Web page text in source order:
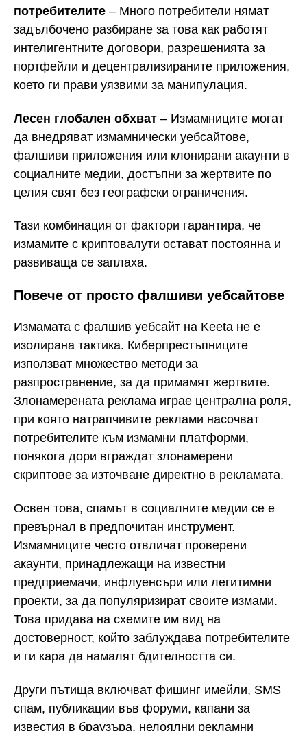
потребителите – Много потребители нямат
задълбочено разбиране за това как работят
интелигентните договори, разрешенията за
портфейли и децентрализираните приложения,
което ги прави уязвими за манипулация.
Лесен глобален обхват – Измамниците могат
да внедряват измамнически уебсайтове,
фалшиви приложения или клонирани акаунти в
социалните медии, достъпни за жертвите по
целия свят без географски ограничения.
Тази комбинация от фактори гарантира, че
измамите с криптовалути остават постоянна и
развиваща се заплаха.
Повече от просто фалшиви уебсайтове
Измамата с фалшив уебсайт на Keeta не е
изолирана тактика. Киберпрестъпниците
използват множество методи за
разпространение, за да примамят жертвите.
Злонамерената реклама играе централна роля,
при която натрапчивите реклами насочват
потребителите към измамни платформи,
понякога дори вграждат злонамерени
скриптове за източване директно в рекламата.
Освен това, спамът в социалните медии се е
превърнал в предпочитан инструмент.
Измамниците често отвличат проверени
акаунти, принадлежащи на известни
предприемачи, инфлуенсъри или легитимни
проекти, за да популяризират своите измами.
Това придава на схемите им вид на
достоверност, който заблуждава потребителите
и ги кара да намалят бдителността си.
Други пътища включват фишинг имейли, SMS
спам, публикации във форуми, капани за
известия в браузъра, нелоялни рекламни